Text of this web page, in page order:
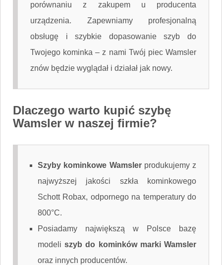
porównaniu z zakupem u producenta
urządzenia. Zapewniamy profesjonalną
obsługę i szybkie dopasowanie szyb do
Twojego kominka – z nami Twój piec Wamsler
znów będzie wyglądał i działał jak nowy.
Dlaczego warto kupić szybę
Wamsler w naszej firmie?
Szyby kominkowe Wamslerprodukujemy z
najwyższej jakości szkła kominkowego
Schott Robax, odpornego na temperatury do
800°C.
Posiadamy największą w Polsce bazę
modeliszyb do kominków marki Wamsler
oraz innych producentów.